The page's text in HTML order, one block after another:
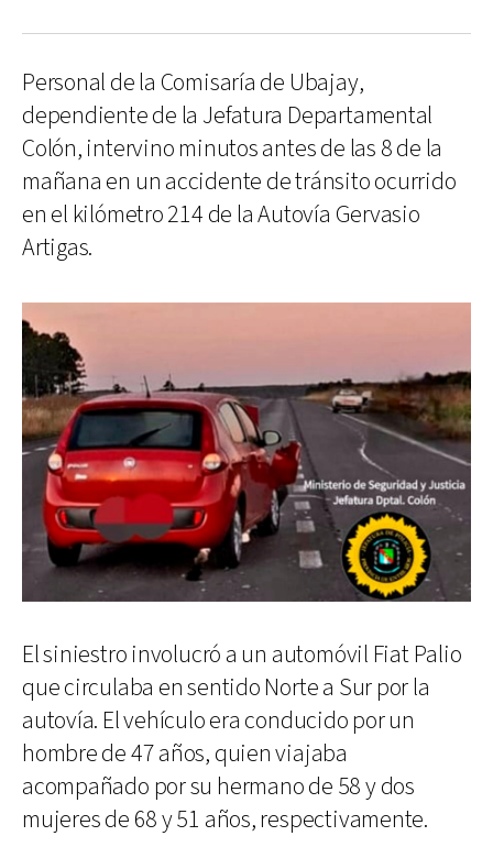
Personal de la Comisaría de Ubajay,
dependiente de la Jefatura Departamental
Colón, intervino minutos antes de las 8 de la
mañana en un accidente de tránsito ocurrido
en el kilómetro 214 de la Autovía Gervasio
Artigas.
El siniestro involucró a un automóvil Fiat Palio
que circulaba en sentido Norte a Sur por la
autovía. El vehículo era conducido por un
hombre de 47 años, quien viajaba
acompañado por su hermano de 58 y dos
mujeres de 68 y 51 años, respectivamente.